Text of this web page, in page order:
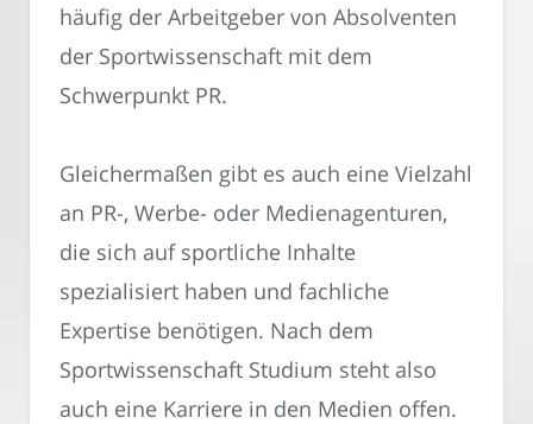
häufig der Arbeitgeber von Absolventen
der Sportwissenschaft mit dem
Schwerpunkt PR.
Gleichermaßen gibt es auch eine Vielzahl
an PR-, Werbe- oder Medienagenturen,
die sich auf sportliche Inhalte
spezialisiert haben und fachliche
Expertise benötigen. Nach dem
Sportwissenschaft Studium steht also
auch eine Karriere in den Medien offen.